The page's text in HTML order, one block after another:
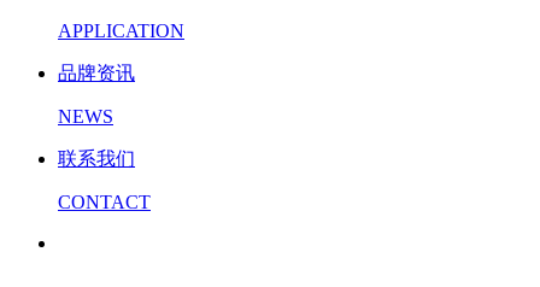
APPLICATION
品牌资讯
NEWS
联系我们
CONTACT